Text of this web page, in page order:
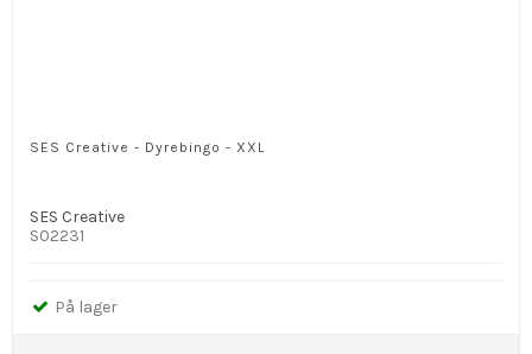
SES Creative - Dyrebingo - XXL
SES Creative
S02231
På lager